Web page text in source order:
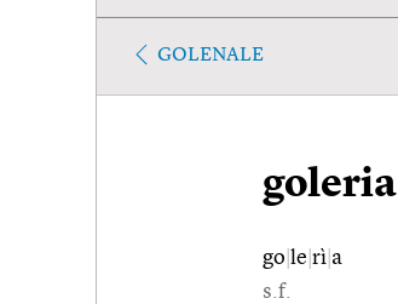
GOLENALE
goleria
go le rì a
s.f.